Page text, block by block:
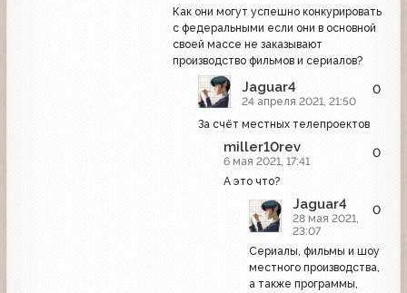
Как они могут успешно конкурировать
с федеральными если они в основной
своей массе не заказывают
производство фильмов и сериалов?
Jaguar4
24 апреля 2021, 21:50
0
За счёт местных телепроектов
miller10rev
6 мая 2021, 17:41
0
А это что?
Jaguar4
28 мая 2021,
23:07
0
Сериалы, фильмы и шоу
местного производства,
а также программы,